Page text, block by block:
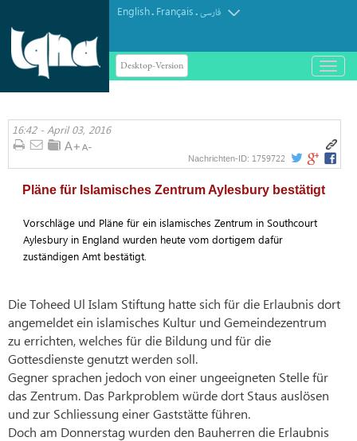
English. Français.فارسی
Desktop-Version
باز
و
کردن
16:42 - April 03, 2016
Nachrichten-ID: 1759722
Pläne für Islamisches Zentrum Aylesbury bestätigt
Vorschläge und Pläne für ein islamisches Zentrum in Southcourt
Aylesbury in England wurden heute vom dortigem dafür
zuständigen Amt bestätigt.
Die Toheed Ul Islam Stiftung hatte sich für die Erlaubnis dort
angemeldet ein islamisches Kultur und Gemeindezentrum
zu errichten, welches für die Bildung und für die
Gottesdienste genutzt werden soll.
Gegner sprachen jedoch von einer ungeeigneten Stelle für
das Zentrum. Das Parkproblem würde dort Staus auslösen
und zur Schliessung einer Gaststätte führen.
Doch am Donnerstag wurden den Bauherren die Erlaubnis